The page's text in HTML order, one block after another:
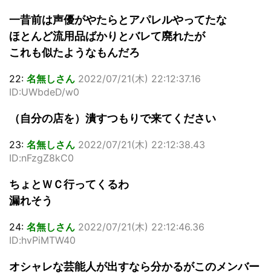
一昔前は声優がやたらとアパレルやってたな
ほとんど流用品ばかりとバレて廃れたが
これも似たようなもんだろ
22: 名無しさん 2022/07/21(木) 22:12:37.16
ID:UWbdeD/w0
（自分の店を）潰すつもりで来てください
23: 名無しさん 2022/07/21(木) 22:12:38.43
ID:nFzgZ8kC0
ちょとＷＣ行ってくるわ
漏れそう
24: 名無しさん 2022/07/21(木) 22:12:46.36
ID:hvPiMTW40
オシャレな芸能人が出すなら分かるがこのメンバー